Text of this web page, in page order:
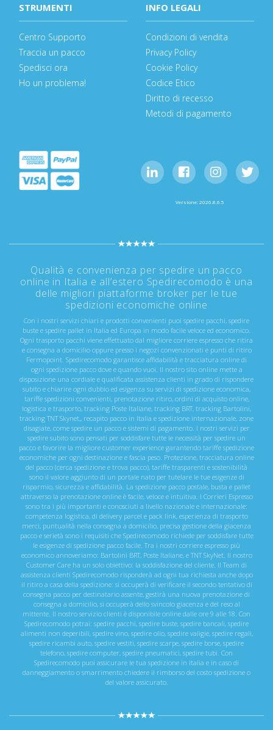
STRUMENTI
Centro Supporto
Traccia un pacco
Spedisci ora
Ho un problema!
INFO LEGALI
Condizioni di vendita
Privacy Policy
Cookie Policy
Codice Etico
Diritto di recesso
Metodi di pagamento
Versione: 2026.8.6.5
Qualità e convenienza per spedire un pacco
online in Italia e all’estero Spedirecomodo è una
delle migliori piattaforme broker per le tue
spedizioni economiche online
Con i nostri servizi chiari e prodotti convenienti puoi spedire pacchi, spedire
buste e spedire pallet in Italia ed Europa in modo facile veloce ed economico.
Ogni trasporto pacchi viene effettuato dal migliore corriere espresso che ritira
e consegna a domicilio oppure presso i negozi convenzionati e punti di ritiro
Fermopoint. Spedirecomodo garantisce affidabilità e tracciatura online di
ogni spedizione pacco dove e quando vuoi. Il nostro sito online mette a
disposizione una cordiale e qualificata assistenza clienti in grado di rispondere
subito e chiarire ogni dubbio ed esigenza su servizi di spedizione economica,
tariffe spedizioni convenienti, prenotazione ritiro, ordini di acquisto online,
logistica e trasporto, tracking Poste Italiane, tracking BRT, tracking Bartolini,
tracking TNT Skynet,, recapito pacco in Italia e spedizione internazionale, zone
disagiate, come spedire un pacco e sistemi di pagamento. I nostri servizi per
spedire subito sono pensati per soddisfare tutte le necessità per spedire un
pacco e favorire la migliore customer experience garantendo tariffe spedizione
economiche per ogni destinazione e fascia peso. Protezione, tracciatura online
del pacco (cerca spedizione e trova pacco), tariffe trasparenti e sostenibilità
sono il valore aggiunto di un portale nato per tutelare le tue esigenze di
risparmio, sicurezza e affidabilità. La spedizione pacco postale, busta e pallet
attraverso la prenotazione online è facile, veloce e intuitiva. I Corrieri Espresso
sono tra i più importanti e conosciuti a livello nazionale e internazionale:
competenza logistica, di delivery parcel e pack link, esperienza di trasporto
merci, puntualità nella consegna a domicilio, precisa gestione della giacenza
pacco e serietà sono i requisiti che Spedirecomodo richiede per soddisfare tutte
le esigenze di spedizione pacco facile. Tra i nostri corriere espresso più
economico annoveriamo: Bartolini BRT, Poste Italiane, e TNT SkyNet. Il nostro
Customer Care ha un solo obiettivo: la soddisfazione del cliente. Il Team di
assistenza clienti Spedirecomodo risponderà ad ogni tua richiesta anche dopo
il ritiro a casa della spedizione: si occuperà di verificare il secondo tentativo di
consegna pacco per destinatario assente, gestirà una nuova prenotazione di
consegna a domicilio, si occuperà dello svincolo giacenza e del reso al
mittente. Il nostro servizio clienti è disponibile online dalle ore 9 alle 18. Con
Spedirecomodo potrai: spedire pacchi, spedire buste, spedire bancali, spedire
alimenti non deperibili, spedire vino, spedire olio, spedire valigie, spedire regali,
spedire ricambi auto, spedire vestiti, spedire scarpe, spedire borse, spedire
telefono, spedire computer, spedire pneumatici, spedire tubi. Con
Spedirecomodo puoi assicurare le tua spedizione in Italia e in caso di
danneggiamento o smarrimento chiedere il rimborso del costo spedizione o
del valore assicurato.